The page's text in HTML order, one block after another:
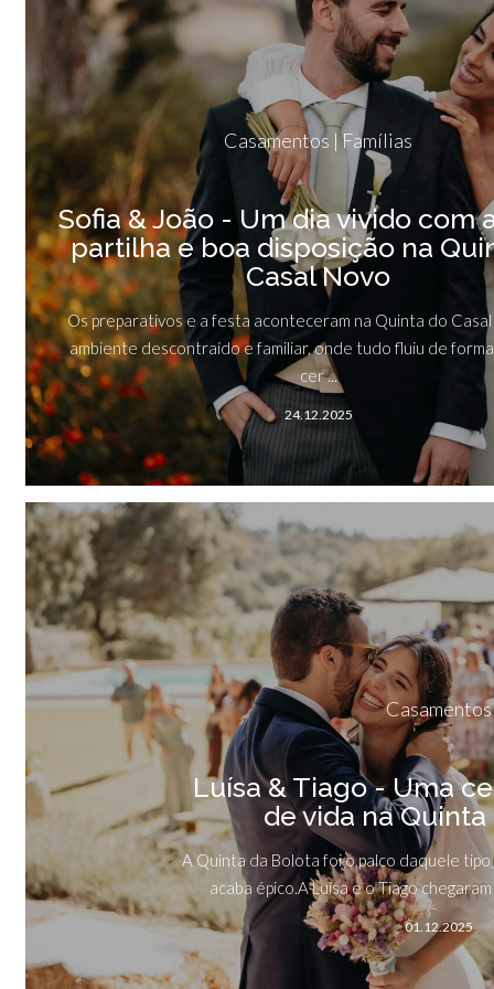
Casamentos | Famílias
Sofia & João - Um dia vivido com
partilha e boa disposição na
Casal Novo
Os preparativos e a festa aconteceram na Quinta do Casal
ambiente descontraído e familiar, onde tudo fluiu de
cer ...
24.12.2025
Casamentos
Luísa & Tiago - Uma
de vida na
A Quinta da Bolota foi o palco daquele
acaba épico.A Luísa e o Tiago
01.12.2025